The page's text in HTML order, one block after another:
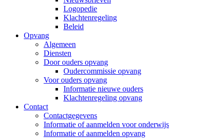
Logopedie
Klachtenregeling
Beleid
Opvang
Algemeen
Diensten
Door ouders opvang
Oudercommissie opvang
Voor ouders opvang
Informatie nieuwe ouders
Klachtenregeling opvang
Contact
Contactgegevens
Informatie of aanmelden voor onderwijs
Informatie of aanmelden opvang